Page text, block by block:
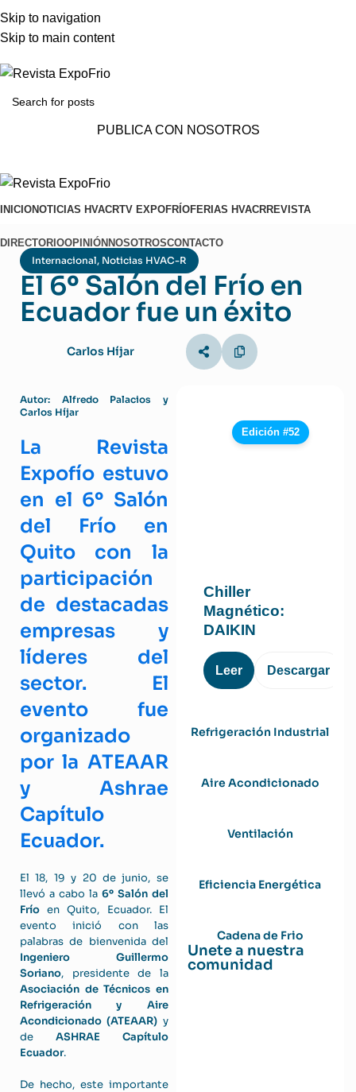
Skip to navigation
Skip to main content
ADD ANYTHING HERE OR JUST REMOVE IT…
PUBLICA CON NOSOTROS
INICIONOTICIAS HVACRTV EXPOFRÍOFERIAS HVACRREVISTA
DIRECTORIOOPINIÓN NOSOTROSCONTACTO
Internacional, Noticias HVAC-R
El 6º Salón del Frío en
Ecuador fue un éxito
Carlos Híjar
Autor: Alfredo Palacios y
Carlos Híjar
La Revista
Expofío estuvo
en el 6º Salón
del Frío en
Quito con la
participación
de destacadas
empresas y
líderes del
sector. El
evento fue
organizado
por la ATEAAR
y Ashrae
Capítulo
Ecuador.
El 18, 19 y 20 de junio, se
llevó a cabo la 6º Salón del
Frío en Quito, Ecuador. El
evento inició con las
palabras de bienvenida del
Ingeniero Guillermo
Soriano, presidente de la
Asociación de Técnicos en
Refrigeración y Aire
Acondicionado (ATEAAR) y
de ASHRAE Capítulo
Ecuador.
De hecho, este importante
Edición #52
Chiller
Magnético:
DAIKIN
Leer Descargar
Refrigeración Industrial
Aire Acondicionado
Ventilación
Eficiencia Energética
Cadena de Frio
Unete a nuestra
comunidad